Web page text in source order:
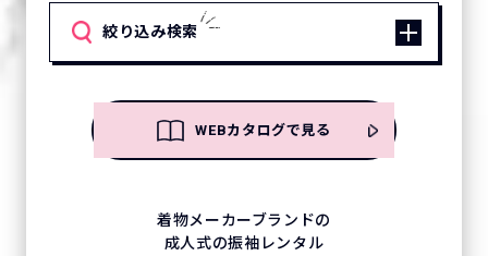
絞り込み検索
WEBカタログで見る
着物メーカーブランドの
成人式の振袖レンタル